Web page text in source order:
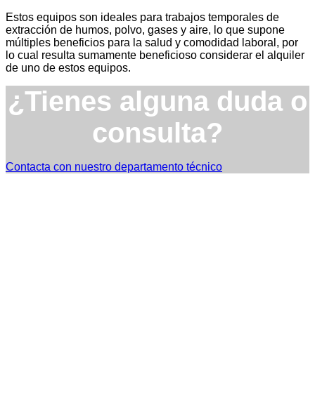
Estos equipos son ideales para trabajos temporales de
extracción de humos, polvo, gases y aire, lo que supone
múltiples beneficios para la salud y comodidad laboral, por
lo cual resulta sumamente beneficioso considerar el alquiler
de uno de estos equipos.
¿Tienes alguna duda o
consulta?
Contacta con nuestro departamento técnico